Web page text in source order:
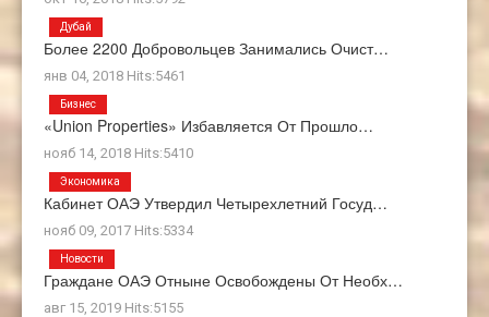
Более 2200 Добровольцев Занимались Очист…
янв 04, 2018 Hits:5461
Дубай
«Union Properties» Избавляется От Прошло…
нояб 14, 2018 Hits:5410
Бизнес
Кабинет ОАЭ Утвердил Четырехлетний Госуд…
нояб 09, 2017 Hits:5334
Экономика
Граждане ОАЭ Отныне Освобождены От Необх…
авг 15, 2019 Hits:5155
Новости